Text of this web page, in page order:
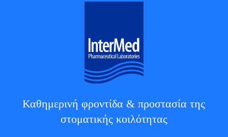
Καθημερινή φροντίδα & προστασία της
στοματικής κοιλότητας